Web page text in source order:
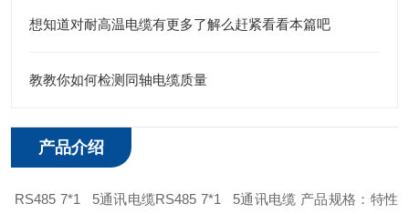
想知道对耐高温电缆有更多了解么赶紧看看本篇吧
教教你如何检测同轴电缆质量
产品介绍
RS485 7*1 5通讯电缆RS485 7*1 5通讯电缆 产品规格：特性